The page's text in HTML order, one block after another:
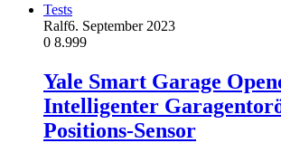
Tests
Ralf6. September 2023
0 8.999
Yale Smart Garage
Intelligenter
Positions-Sensor